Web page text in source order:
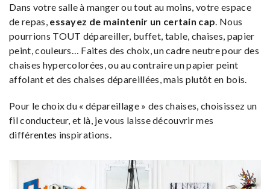
Dans votre salle à manger ou tout au moins, votre espace
de repas, essayez de maintenir un certain cap. Nous
pourrions TOUT dépareiller, buffet, table, chaises, papier
peint, couleurs… Faites des choix, un cadre neutre pour des
chaises hypercolorées, ou au contraire un papier peint
affolant et des chaises dépareillées, mais plutôt en bois.
Pour le choix du « dépareillage » des chaises, choisissez un
fil conducteur, et là, je vous laisse découvrir mes
différentes inspirations.